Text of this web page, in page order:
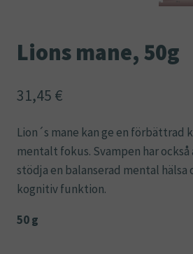
Lions mane, 50g
31,45 €
Lion´s mane kan ge en förbättrad
mentalt fokus. Svampen har
stödja en balanserad mental hälsa
kognitiv funktion.
50 g